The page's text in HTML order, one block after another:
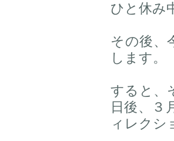
ひと休み
その後、
します。
すると、
日後、３
ィレクシ